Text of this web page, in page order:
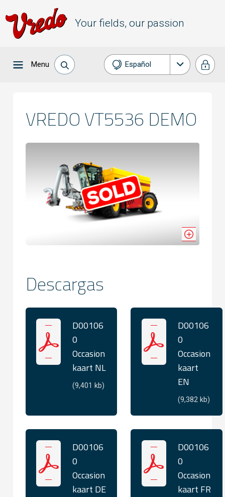
Your fields, our passion
Menu Español
Deutsch
VREDO VT5536 DEMO
Descargas
D00106
0
Occasion
kaart NL
(9,401 kb)
D00106
0
Occasion
kaart
EN
(9,382 kb)
D00106
0
Occasion
kaart DE
D00106
0
Occasion
kaart FR